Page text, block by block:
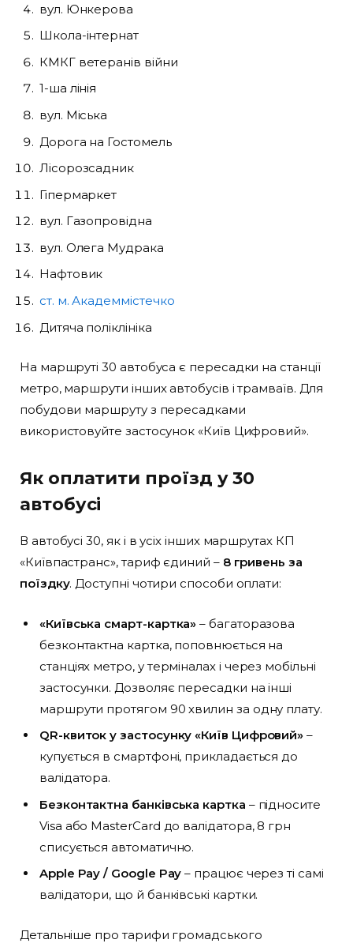
вул. Юнкерова
Школа-інтернат
КМКГ ветеранів війни
1-ша лінія
вул. Міська
Дорога на Гостомель
Лісорозсадник
Гіпермаркет
вул. Газопровідна
вул. Олега Мудрака
Нафтовик
ст. м. Академмістечко
Дитяча поліклініка
На маршруті 30 автобуса є пересадки на станції
метро, маршрути інших автобусів і трамваїв. Для
побудови маршруту з пересадками
використовуйте застосунок «Київ Цифровий».
Як оплатити проїзд у 30
автобусі
В автобусі 30, як і в усіх інших маршрутах КП
«Київпастранс», тариф єдиний – 8 гривень за
поїздку. Доступні чотири способи оплати:
«Київська смарт-картка» – багаторазова
безконтактна картка, поповнюється на
станціях метро, у терміналах і через мобільні
застосунки. Дозволяє пересадки на інші
маршрути протягом 90 хвилин за одну плату.
QR-квиток у застосунку «Київ Цифровий» –
купується в смартфоні, прикладається до
валідатора.
Безконтактна банківська картка – підносите
Visa або MasterCard до валідатора, 8 грн
списується автоматично.
Apple Pay / Google Pay – працює через ті самі
валідатори, що й банківські картки.
Детальніше про тарифи громадського